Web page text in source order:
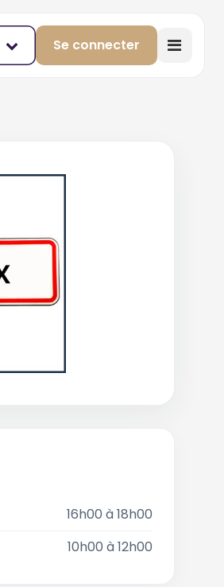
Se connecter
16h00 à 18h00
10h00 à 12h00